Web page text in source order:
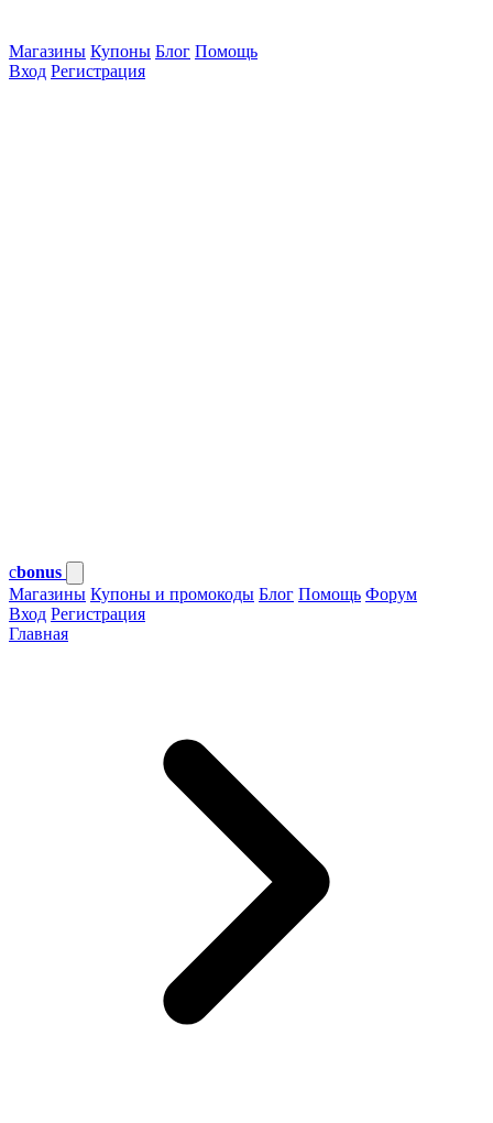
Магазины Купоны Блог Помощь
Вход Регистрация
cbonus
Магазины Купоны и промокоды Блог Помощь Форум
Вход Регистрация
Главная